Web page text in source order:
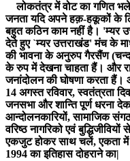
लोकतंत्र में वोट का गणित भले
जनता यदि अपने हक़-हकूकों के
बहुत कठिन काम नहीं है। 'म्यर
देते हुए `म्यर उत्तराखंड' मंच के
की भावना के अनुरुप गैरसैंण
के रुप में देखना चाहता हैं। और
जनांदोलन की घोषणा करता
14 अगस्त रविवार, स्वतंत्रता
जनसभा और शान्ति पूर्ण धरना
आन्दोलनकारियों, सामाजिक
वरिष्ठ नागरिको एवं
एकजुट होकर साथ चलें, एकता में
1994 का इतिहास दोहराने का|